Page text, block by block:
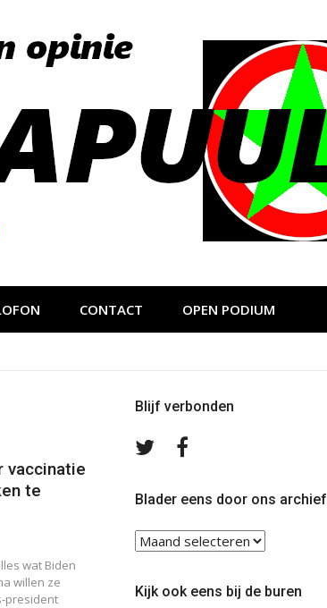
CONTACT OPEN PODIUM
vaccinatie
te
wat Biden
willen ze
president
Blijf verbonden
Volg
TwitterFacebook
Blader eens door ons archief
Blader
eens
ons
Kijk ook eens bij de buren